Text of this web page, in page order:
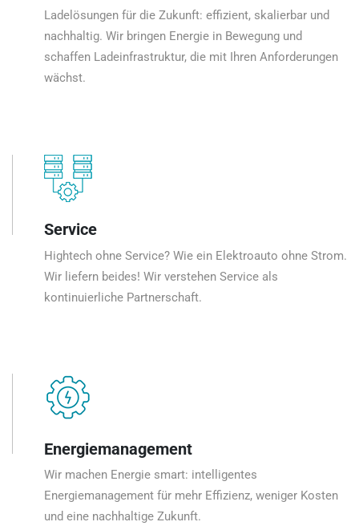
Ladelösungen für die Zukunft: effizient, skalierbar und
nachhaltig. Wir bringen Energie in Bewegung und
schaffen Ladeinfrastruktur, die mit Ihren Anforderungen
wächst.
Service
Hightech ohne Service? Wie ein Elektroauto ohne Strom.
Wir liefern beides! Wir verstehen Service als
kontinuierliche Partnerschaft.
Energiemanagement
Wir machen Energie smart: intelligentes
Energiemanagement für mehr Effizienz, weniger Kosten
und eine nachhaltige Zukunft.